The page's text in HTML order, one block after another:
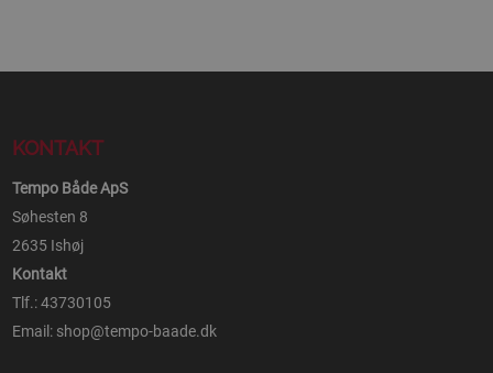
KONTAKT
Tempo Både ApS
Søhesten 8
2635 Ishøj
Kontakt
Tlf.: 43730105
Email: shop@tempo-baade.dk